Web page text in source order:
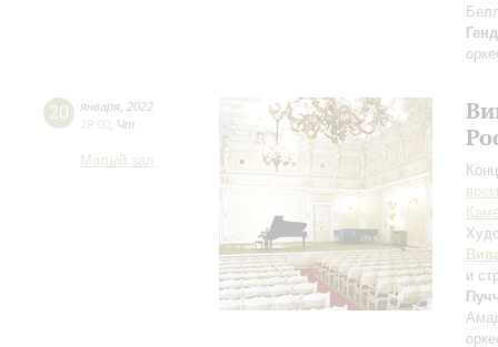
20 января 2022
19:00 Чт
Малый зал
и